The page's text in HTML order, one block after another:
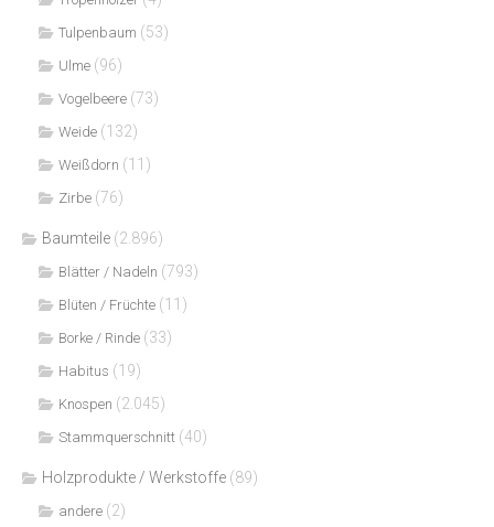
Tulpenbaum (53)
Ulme (96)
Vogelbeere (73)
Weide (132)
Weißdorn (11)
Zirbe (76)
Baumteile (2.896)
Blätter / Nadeln (793)
Blüten / Früchte (11)
Borke / Rinde (33)
Habitus (19)
Knospen (2.045)
Stammquerschnitt (40)
Holzprodukte / Werkstoffe (89)
andere (2)